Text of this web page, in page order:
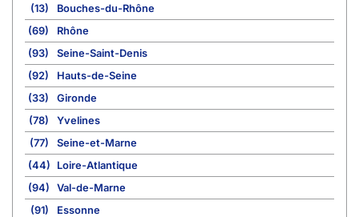
(13)
Bouches-du-Rhône
(69)
Rhône
(93)
Seine-Saint-Denis
(92)
Hauts-de-Seine
(33)
Gironde
(78)
Yvelines
(77)
Seine-et-Marne
(44)
Loire-Atlantique
(94)
Val-de-Marne
(91)
Essonne